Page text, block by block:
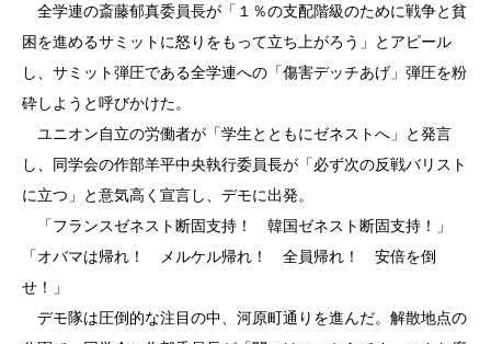
全学連の斎藤郁真委員長が「１％の支配階級のために戦争と貧
困を進めるサミットに怒りをもって立ち上がろう」とアピール
し、サミット弾圧である全学連への「傷害デッチあげ」弾圧を粉
砕しようと呼びかけた。
ユニオン自立の労働者が「学生とともにゼネストへ」と発言
し、同学会の作部羊平中央執行委員長が「必ず次の反戦バリスト
に立つ」と意気高く宣言し、デモに出発。
「フランスゼネスト断固支持！ 韓国ゼネスト断固支持！」
「オバマは帰れ！ メルケル帰れ！ 全員帰れ！ 安倍を倒
せ！」
デモ隊は圧倒的な注目の中、河原町通りを進んだ。解散地点の